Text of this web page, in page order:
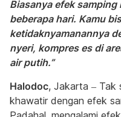
Biasanya efek samping
beberapa hari. Kamu
ketidaknyamanannya
nyeri, kompres es di
air putih.”
Halodoc, Jakarta – Tak
khawatir dengan efek